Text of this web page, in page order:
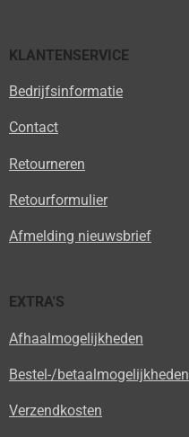
KLANTENSERVICE
Bedrijfsinformatie
Contact
Retourneren
Retourformulier
Afmelding nieuwsbrief
EXTRA'S
Afhaalmogelijkheden
Bestel-/betaalmogelijkheden
Verzendkosten